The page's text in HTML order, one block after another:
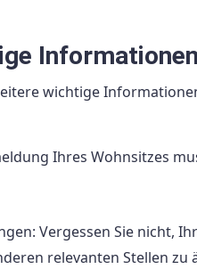
Informationen
wichtige
Ihres Wohnsitzes
Vergessen Sie nicht,
relevanten Stellen zu